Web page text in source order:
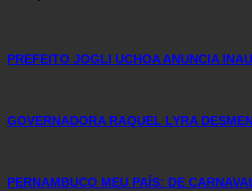
PREFEITO JOGLI UCHOA ANUNCIA
GOVERNADORA RAQUEL LYRA
PERNAMBUCO MEU PAÍS: DE